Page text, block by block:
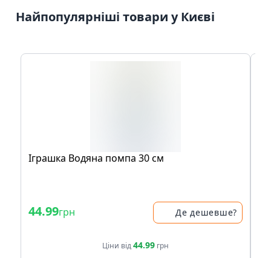
Найпопулярніші товари у Києві
Іграшка Водяна помпа 30 см
44.99грн Де дешевше?
Ціни від44.99 грн